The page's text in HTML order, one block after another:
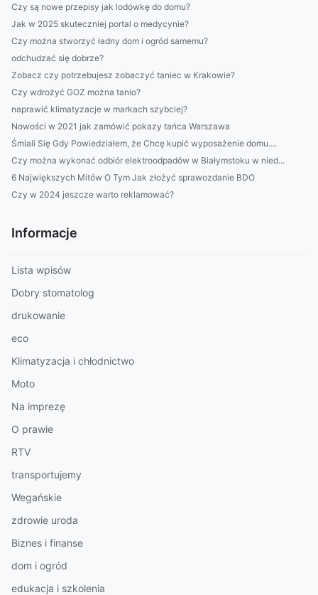
Czy są nowe przepisy jak lodówkę do domu?
Jak w 2025 skuteczniej portal o medycynie?
Czy można stworzyć ładny dom i ogród samemu?
odchudzać się dobrze?
Zobacz czy potrzebujesz zobaczyć taniec w Krakowie?
Czy wdrożyć GOZ można tanio?
naprawić klimatyzacje w markach szybciej?
Nowości w 2021 jak zamówić pokazy tańca Warszawa
Śmiali Się Gdy Powiedziałem, że Chcę kupić wyposażenie domu....
Czy można wykonać odbiór elektroodpadów w Białymstoku w nied...
6 Największych Mitów O Tym Jak złożyć sprawozdanie BDO
Czy w 2024 jeszcze warto reklamować?
Informacje
Lista wpisów
Dobry stomatolog
drukowanie
eco
Klimatyzacja i chłodnictwo
Moto
Na imprezę
O prawie
RTV
transportujemy
Wegańskie
zdrowie uroda
Biznes i finanse
dom i ogród
edukacja i szkolenia